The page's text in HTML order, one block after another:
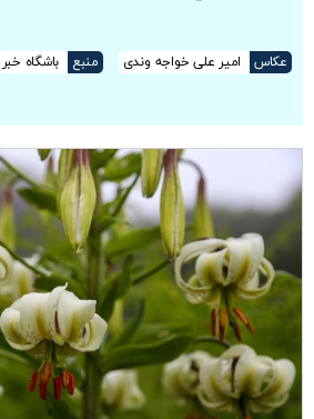
عکاس امیر علی خواجه وندی منبع
باشگاه خبر